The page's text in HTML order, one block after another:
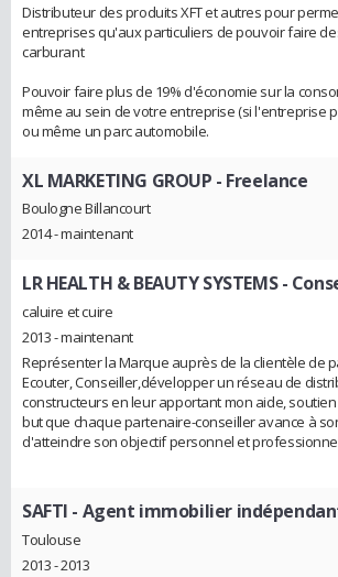
Distributeur des produits XFT et autres pour
entreprises qu'aux particuliers de pouvoir faire
carburant
Pouvoir faire plus de 19% d'économie sur la
même au sein de votre entreprise (si l'entreprise
ou même un parc automobile.
XL MARKETING GROUP - Freelance
Boulogne Billancourt
2014 - maintenant
LR HEALTH & BEAUTY SYSTEMS-
caluire et cuire
2013 - maintenant
Représenter la Marque auprès de la clientèle de
Ecouter, Conseiller,développer un réseau de
constructeurs en leur apportant mon aide,
but que chaque partenaire-conseiller avance à
d'atteindre son objectif personnel et
SAFTI - Agent immobilier
Toulouse
2013 - 2013